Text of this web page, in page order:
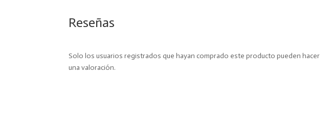
NO
Reseñas
Solo los usuarios registrados que hayan comprado este producto pueden hacer
una valoración.